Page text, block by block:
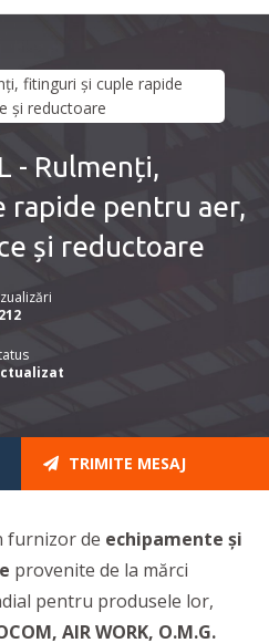
- Rulmenți,
pentru aer,
și reductoare
TRIMITE MESAJ
furnizor de echipamente și
provenite de la mărci
pentru produsele lor,
AIR WORK, O.M.G.